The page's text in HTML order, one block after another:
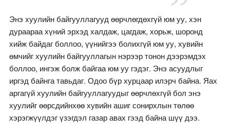
Энэ хуулийн байгууллагууд өөрчлөгдөхгүй юм уу, хэн
дураараа хүний эрхэд халдаж, цагдаж, хорьж, шоронд
хийж байдаг боллоо, үүнийгээ болихгүй юм уу, хувийн
өмчийг хуулийн байгууллагын нэрээр тонон дээрэмдэх
боллоо, ингэж болж байгаа юм уу гэдэг. Энэ асуудлыг
иргэд байнга тавьдаг. Одоо бүр хурцаар илэрч байна. Яах
аргагүй хуулийн байгууллагуудыг өөрчлөхгүй бол энэ
хуулийг өөрсдийнхөө хувийн ашиг сонирхлын төлөө
хэрэгжүүлдэг үзэгдэл газар авах гээд байна шүү дээ.